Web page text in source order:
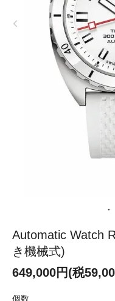
Automatic Watch
き機械式)
649,000円(税
個数